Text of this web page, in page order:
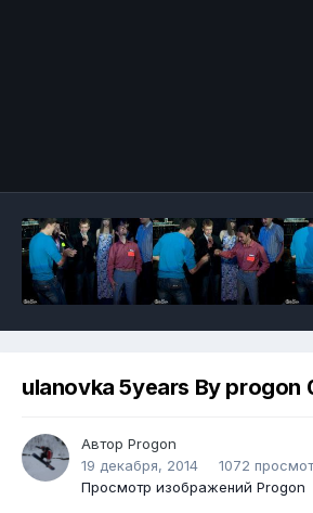
ulanovka 5years By progon
Автор Progon
19 декабря, 2014
1072
Просмотр изображений Progon